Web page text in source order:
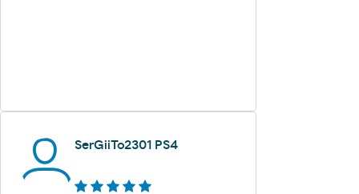
SerGiiTo2301 PS4